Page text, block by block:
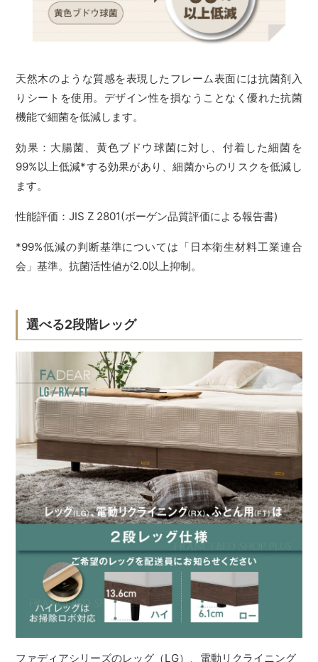
天然木のような質感を表現したフレーム表面には抗菌剤入
りシートを使用。デザイン性を損なうことなく優れた抗菌
機能で細菌を低減します。
効果：大腸菌、黄色ブドウ球菌に対し、付着した細菌を
99%以上低減*する効果があり、細菌からのリスクを低減し
ます。
性能評価：JIS Z 2801(ボーゲン品質評価による報告書)
*99%低減の判断基準については「日本衛生材料工業連合
会」基準。抗菌活性値が2.0以上抑制。
選べる2段階レッグ
ファディアシリーズのレッグ（LG）、電動リクライニング